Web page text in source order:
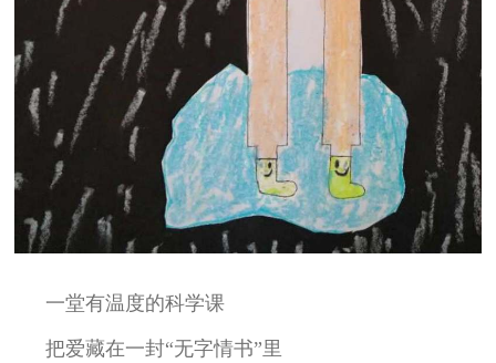
一堂有温度的科学课
把爱藏在一封“无字情书”里